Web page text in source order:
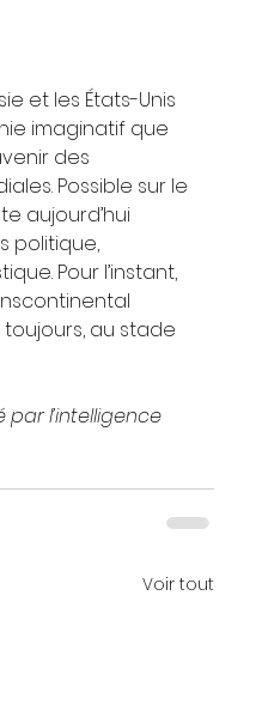
et les États-Unis
imaginatif que
des
Possible sur le
aujourd’hui
politique,
Pour l’instant,
au stade
l’intelligence
Voir tout